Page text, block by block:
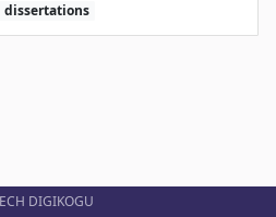
dissertations
DIGIKOGU